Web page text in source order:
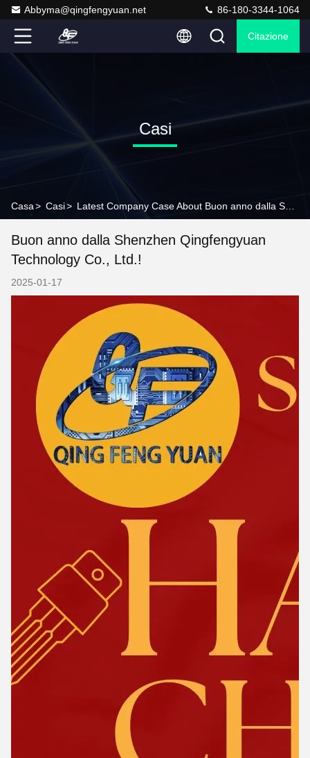
Abbyma@qingfengyuan.net 86-180-3344-1064
Citazione
Casi
Casa> Casi>
Buon anno dalla Shenzhen Qingfengyuan
Technology Co., Ltd.!
2025-01-17